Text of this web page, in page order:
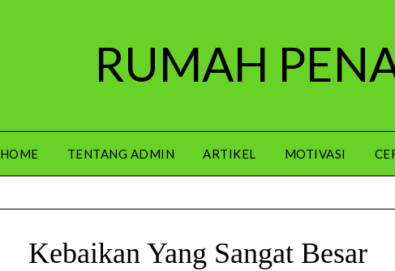
RUMAH
HOME TENTANG ADMIN ARTIKEL MOTIVASI
Kebaikan Yang Sangat Besar